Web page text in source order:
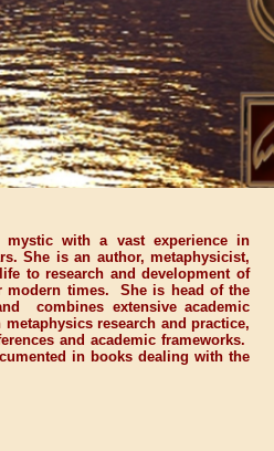
with a vast experience in
She is an author, metaphysicist,
to research and development of
modern times. She is head of the
combines extensive academic
research and practice,
and academic frameworks.
in books dealing with the